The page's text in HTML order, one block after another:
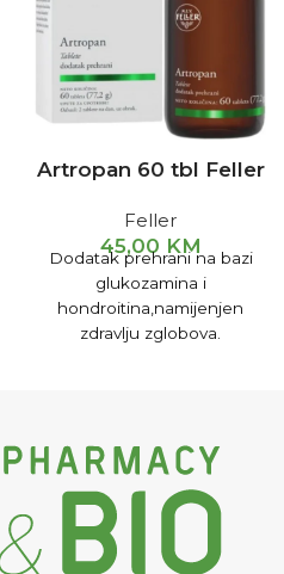
Artropan 60 tbl Feller
Feller
45,00 KM
Dodatak prehrani na bazi
glukozamina i
hondroitina,namijenjen
zdravlju zglobova.